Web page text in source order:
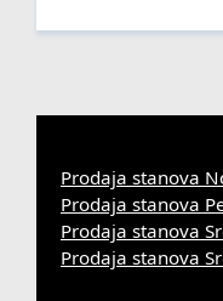
Prodaja stanova
Prodaja stanova
Prodaja stanova
Prodaja stanova